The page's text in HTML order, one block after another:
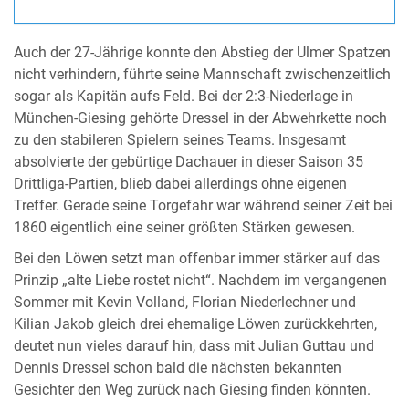
Auch der 27-Jährige konnte den Abstieg der Ulmer Spatzen
nicht verhindern, führte seine Mannschaft zwischenzeitlich
sogar als Kapitän aufs Feld. Bei der 2:3-Niederlage in
München-Giesing gehörte Dressel in der Abwehrkette noch
zu den stabileren Spielern seines Teams. Insgesamt
absolvierte der gebürtige Dachauer in dieser Saison 35
Drittliga-Partien, blieb dabei allerdings ohne eigenen
Treffer. Gerade seine Torgefahr war während seiner Zeit bei
1860 eigentlich eine seiner größten Stärken gewesen.
Bei den Löwen setzt man offenbar immer stärker auf das
Prinzip „alte Liebe rostet nicht“. Nachdem im vergangenen
Sommer mit Kevin Volland, Florian Niederlechner und
Kilian Jakob gleich drei ehemalige Löwen zurückkehrten,
deutet nun vieles darauf hin, dass mit Julian Guttau und
Dennis Dressel schon bald die nächsten bekannten
Gesichter den Weg zurück nach Giesing finden könnten.